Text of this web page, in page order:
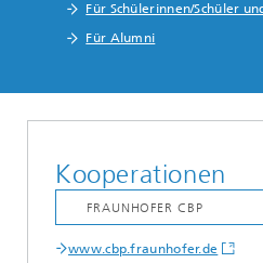
Für Schülerinnen/Schüler
Für Alumni
Kooperationen
www.cbp.fraunhofer.de